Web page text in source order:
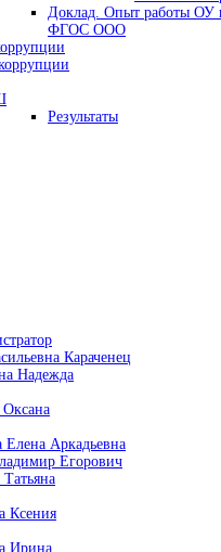
Доклад. Опыт работы ОУ
ФГОС ООО
Результаты
Караченец
Надежда
Елена Аркадьевна
Егорович
Ксения
Ирина